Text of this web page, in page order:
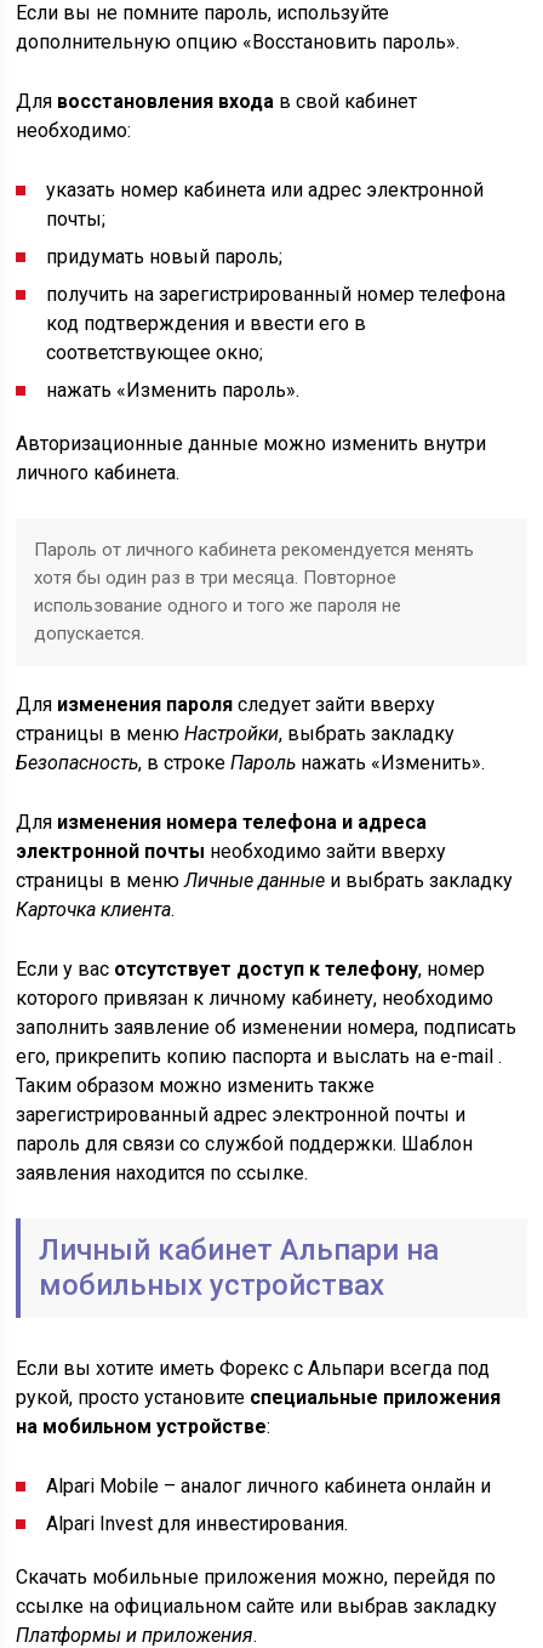
Если вы не помните пароль, используйте
дополнительную опцию «Восстановить пароль».
Для восстановления входа в свой кабинет
необходимо:
указать номер кабинета или адрес электронной
почты;
придумать новый пароль;
получить на зарегистрированный номер телефона
код подтверждения и ввести его в
соответствующее окно;
нажать «Изменить пароль».
Авторизационные данные можно изменить внутри
личного кабинета.
Пароль от личного кабинета рекомендуется менять
хотя бы один раз в три месяца. Повторное
использование одного и того же пароля не
допускается.
Для изменения пароля следует зайти вверху
страницы в менюНастройки, выбрать закладку
Безопасность, в строкеПароль нажать «Изменить».
Для изменения номера телефона и адреса
электронной почты необходимо зайти вверху
страницы в менюЛичные данные и выбрать закладку
Карточка клиента.
Если у вас отсутствует доступ к телефону, номер
которого привязан к личному кабинету, необходимо
заполнить заявление об изменении номера, подписать
его, прикрепить копию паспорта и выслать на e-mail .
Таким образом можно изменить также
зарегистрированный адрес электронной почты и
пароль для связи со службой поддержки. Шаблон
заявления находится по ссылке.
Личный кабинет Альпари на
мобильных устройствах
Если вы хотите иметь Форекс с Альпари всегда под
рукой, просто установите специальные приложения
на мобильном устройстве:
Alpari Mobile – аналог личного кабинета онлайн и
Alpari Invest для инвестирования.
Скачать мобильные приложения можно, перейдя по
ссылке на официальном сайте или выбрав закладку
Платформы и приложения.